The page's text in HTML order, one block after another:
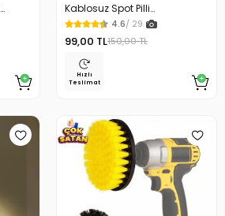
Kablosuz Spot Pilli
Dokunmatik Led Lamba
4.6/ 29
99,00 TL150,00 TL
Hızlı
Teslimat